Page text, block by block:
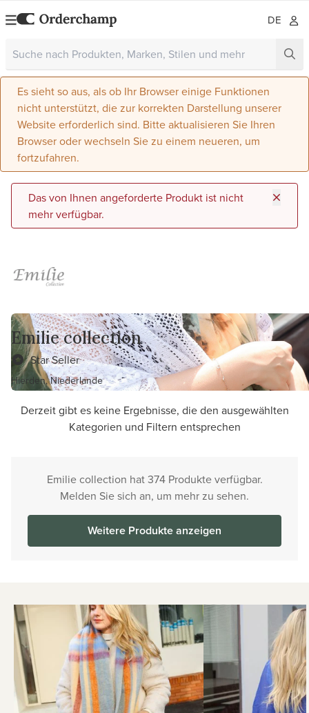
DE
Es sieht so aus, als ob Ihr Browser einige Funktionen
nicht unterstützt, die zur korrekten Darstellung unserer
Website erforderlich sind. Bitte aktualisieren Sie Ihren
Browser oder wechseln Sie zu einem neueren, um
fortzufahren.
Das von Ihnen angeforderte Produkt ist nicht
mehr verfügbar.
Emilie collection
Star Seller
Hierden, Niederlande
Derzeit gibt es keine Ergebnisse, die den ausgewählten
Kategorien und Filtern entsprechen
Emilie collection hat 374 Produkte verfügbar.
Melden Sie sich an, um mehr zu sehen.
Weitere Produkte anzeigen